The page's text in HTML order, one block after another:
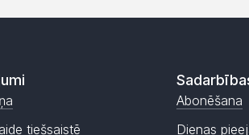
tiešsaistē
Abonēšana
Dienas